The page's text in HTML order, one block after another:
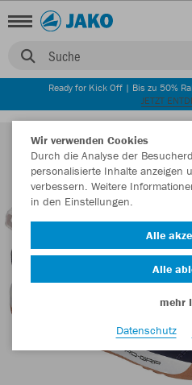
Suche
Ready for Kick Off | Bis zu 50%
JETZT
Wir verwenden Cookies
Durch die Analyse der
personalisierte Inhalte anzeigen
verbessern. Weitere
in den Einstellungen.
Alle
Alle
mehr
Datenschutz